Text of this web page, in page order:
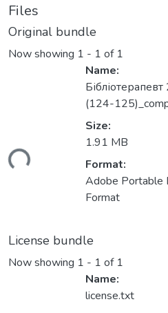
Files
Original bundle
Now showing 1 - 1 of 1
Name:
(124-
Size:
1.91 MB
Format:
Adobe Portable
Format
License bundle
Now showing 1 - 1 of 1
Name:
license.txt